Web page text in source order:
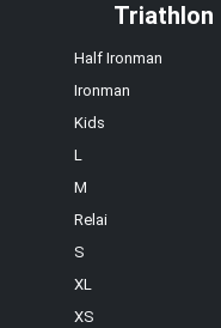
Triathlon
Half Ironman
Ironman
Kids
L
M
Relai
S
XL
XS